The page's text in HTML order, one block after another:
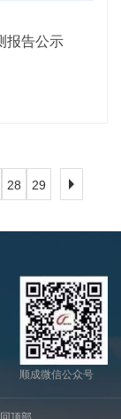
报告公示
28 29
顺成微信公众号